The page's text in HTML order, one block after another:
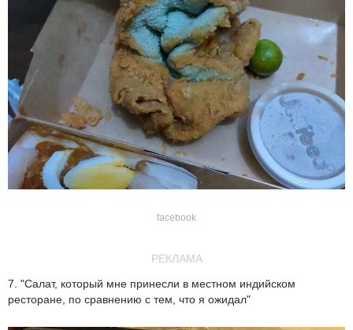
facebook
РЕКЛАМА
7. "Салат, который мне принесли в местном индийском
ресторане, по сравнению с тем, что я ожидал"